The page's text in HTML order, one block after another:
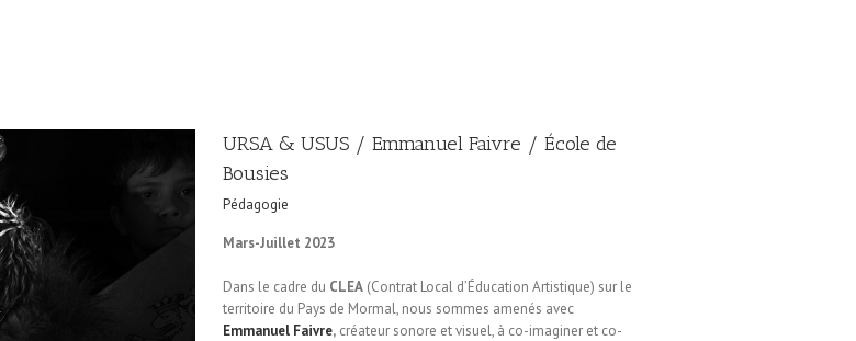
URSA & USUS / Emmanuel Faivre / École de
Bousies
Pédagogie
Mars-Juillet 2023
Dans le cadre du CLEA (Contrat Local d’Éducation Artistique) sur le
territoire du Pays de Mormal, nous sommes amenés avec
Emmanuel Faivre, créateur sonore et visuel, à co-imaginer et co-